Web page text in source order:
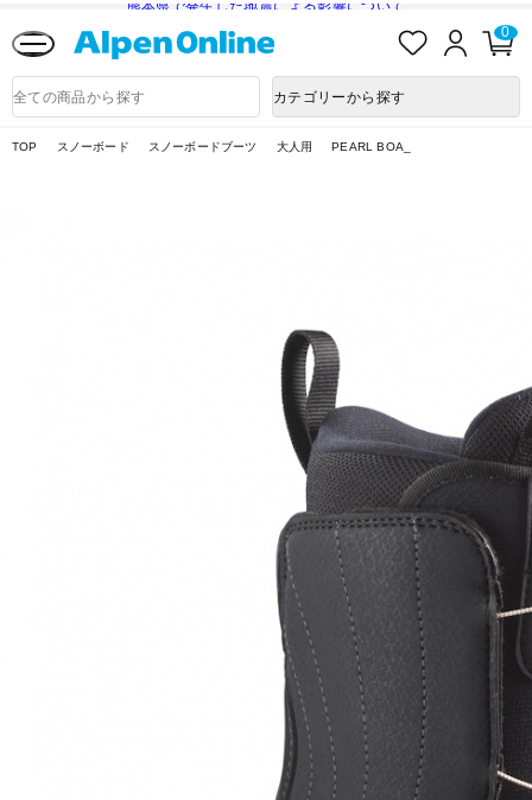
熊本県で発生した地震による影響について
入
ロ
ン
0
品
検
カテゴリーから探す
TOP スノーボード スノーボードブーツ 大人用 PEARL BOA_